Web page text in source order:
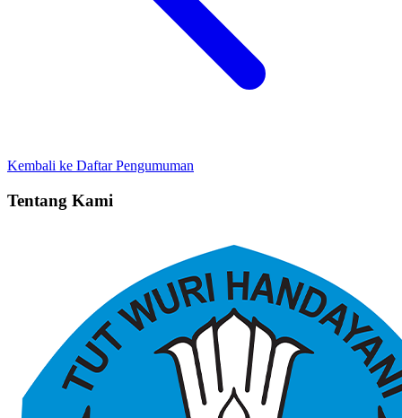
Kembali ke Daftar Pengumuman
Tentang Kami